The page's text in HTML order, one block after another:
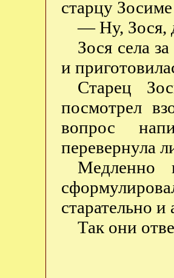
старцу
— Ну, Зося,
Зося села
и
Старец
посмотрел
вопрос
перевернула
Медленно
старательно и
Так они